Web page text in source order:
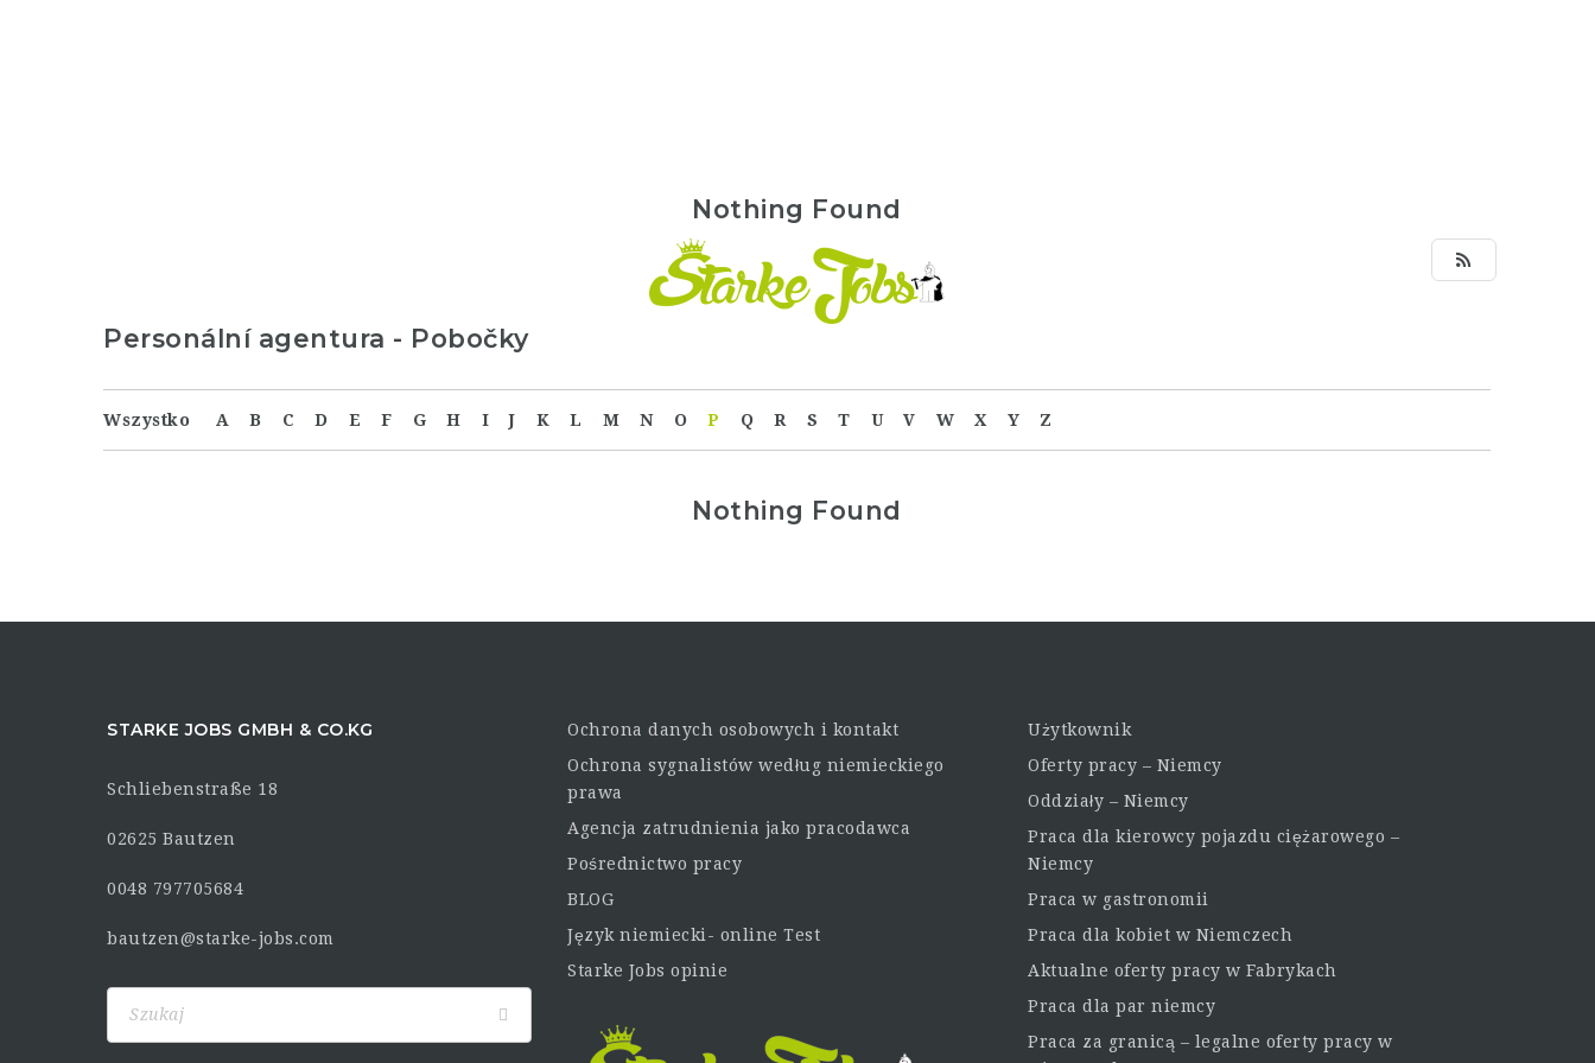
Nothing Found
Personální agentura - Pobočky
Wszystko A B C D E F G H I J K L M N O P Q R S T U V W X Y Z
Nothing Found
STARKE JOBS GMBH & CO.KG
Schliebenstraße 18
02625 Bautzen
0048 797705684
bautzen@starke-jobs.com
Ochrona danych osobowych i kontakt
Ochrona sygnalistów według niemieckiego
prawa
Agencja zatrudnienia jako pracodawca
Pośrednictwo pracy
BLOG
Język niemiecki- online Test
Starke Jobs opinie
Użytkownik
Oferty pracy – Niemcy
Oddziały – Niemcy
Praca dla kierowcy pojazdu ciężarowego –
Niemcy
Praca w gastronomii
Praca dla kobiet w Niemczech
Aktualne oferty pracy w Fabrykach
Praca dla par niemcy
Praca za granicą – legalne oferty pracy w